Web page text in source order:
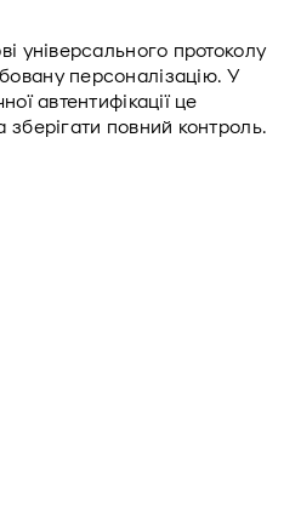
універсального протоколу
персоналізацію. У
автентифікації це
зберігати повний контроль.